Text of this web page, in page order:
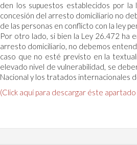
den los supuestos establecidos por la
concesión del arresto domiciliario no
de las personas en conflicto con la ley
Por otro lado, si bien la Ley 26.472 ha
arresto domiciliario, no debemos
caso que no esté previsto en la
elevado nivel de vulnerabilidad, se
Nacional y los tratados internacionales
(Click aquí para descargar éste